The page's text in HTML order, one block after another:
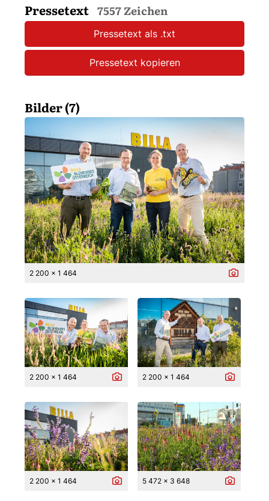
Pressetext 7557 Zeichen
Pressetext als .txt
Pressetext kopieren
Bilder (7)
2 200 x 1 464
2 200 x 1 464 2 200 x 1 464
2 200 x 1 464 5 472 x 3 648